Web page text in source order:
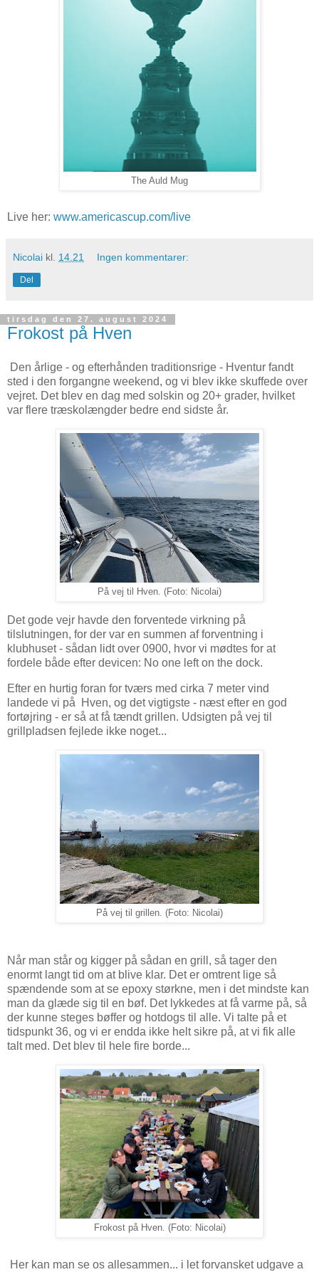
The Auld Mug
Live her: www.americascup.com/live
Nicolai kl. 14.21 Ingen kommentarer:
Del
tirsdag den 27. august 2024
Frokost på Hven
Den årlige - og efterhånden traditionsrige - Hventur fandt
sted i den forgangne weekend, og vi blev ikke skuffede over
vejret. Det blev en dag med solskin og 20+ grader, hvilket
var flere træskolængder bedre end sidste år.
På vej til Hven. (Foto: Nicolai)
Det gode vejr havde den forventede virkning på
tilslutningen, for der var en summen af forventning i
klubhuset - sådan lidt over 0900, hvor vi mødtes for at
fordele både efter devicen: No one left on the dock.
Efter en hurtig foran for tværs med cirka 7 meter vind
landede vi på Hven, og det vigtigste - næst efter en god
fortøjring - er så at få tændt grillen. Udsigten på vej til
grillpladsen fejlede ikke noget...
På vej til grillen. (Foto: Nicolai)
Når man står og kigger på sådan en grill, så tager den
enormt langt tid om at blive klar. Det er omtrent lige så
spændende som at se epoxy størkne, men i det mindste kan
man da glæde sig til en bøf. Det lykkedes at få varme på, så
der kunne steges bøffer og hotdogs til alle. Vi talte på et
tidspunkt 36, og vi er endda ikke helt sikre på, at vi fik alle
talt med. Det blev til hele fire borde...
Frokost på Hven. (Foto: Nicolai)
Her kan man se os allesammen... i let forvansket udgave a